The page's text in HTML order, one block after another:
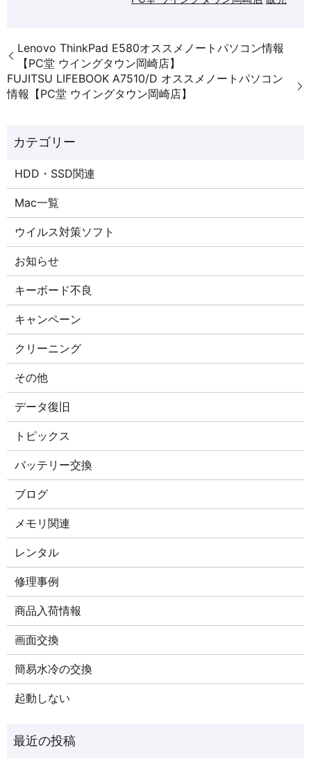
Lenovo ThinkPad E580オススメノートパソコン情報
【PC堂 ウイングタウン岡崎店】
FUJITSU LIFEBOOK A7510/D オススメノートパソコン
情報【PC堂 ウイングタウン岡崎店】
HDD・SSD関連
Mac一覧
ウイルス対策ソフト
お知らせ
キーボード不良
キャンペーン
クリーニング
その他
データ復旧
トピックス
バッテリー交換
ブログ
メモリ関連
レンタル
修理事例
商品入荷情報
画面交換
簡易水冷の交換
起動しない